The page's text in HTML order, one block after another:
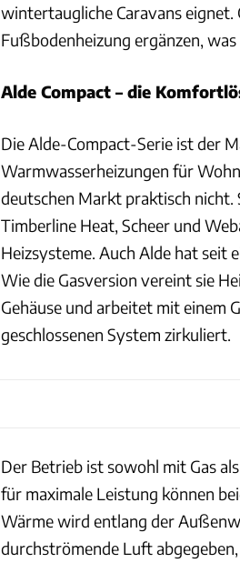
wintertaugliche Caravans eignet.
Fußbodenheizung ergänzen,
Alde Compact – die
Die Alde-Compact-Serie ist der
Warmwasserheizungen für
deutschen Markt praktisch nicht.
Timberline Heat, Scheer und
Heizsysteme. Auch Alde hat seit
Wie die Gasversion vereint sie
Gehäuse und arbeitet mit einem
geschlossenen System zirkuliert.
Der Betrieb ist sowohl mit Gas
für maximale Leistung können
Wärme wird entlang der
durchströmende Luft